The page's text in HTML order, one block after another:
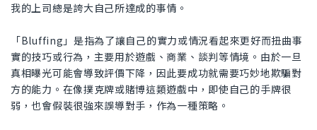
我的上司總是誇大自己所達成的事情。
「Bluffing」是指為了讓自己的實力或情況看起來更好而扭曲事
實的技巧或行為，主要用於遊戲、商業、談判等情境。由於一旦
真相曝光可能會導致評價下降，因此要成功就需要巧妙地欺騙對
方的能力。在像撲克牌或賭博這類遊戲中，即使自己的手牌很
弱，也會假裝很強來誤導對手，作為一種策略。